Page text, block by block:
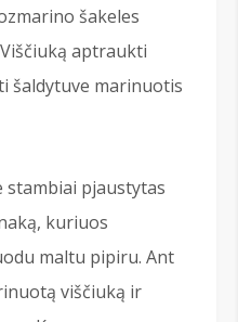
šakeles
aptraukti
šaldytuve marinuotis
stambiai pjaustytas
kuriuos
maltu pipiru. Ant
viščiuką ir